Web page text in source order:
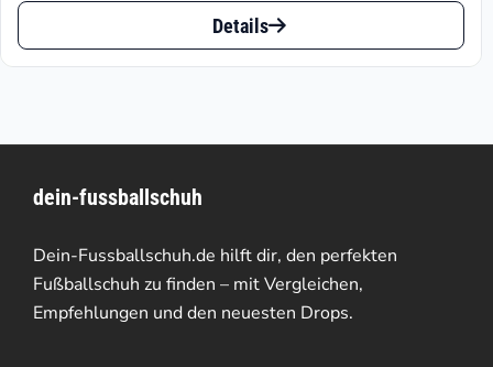
€89.95
€46.77.
Produkt
auf.
Die
Optionen
können
Details
dein-fussballschuh
Dein-Fussballschuh.de hilft dir, den perfekten
Fußballschuh zu finden – mit Vergleichen,
Empfehlungen und den neuesten Drops.